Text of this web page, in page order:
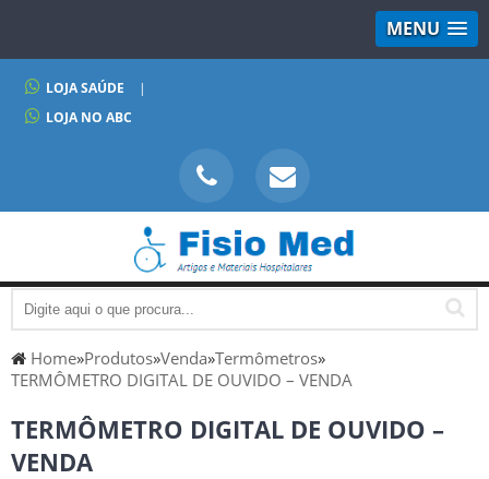
MENU
LOJA SAÚDE
|
LOJA NO ABC
Home»Produtos»Venda»Termômetros»
TERMÔMETRO DIGITAL DE OUVIDO – VENDA
TERMÔMETRO DIGITAL DE OUVIDO –
VENDA